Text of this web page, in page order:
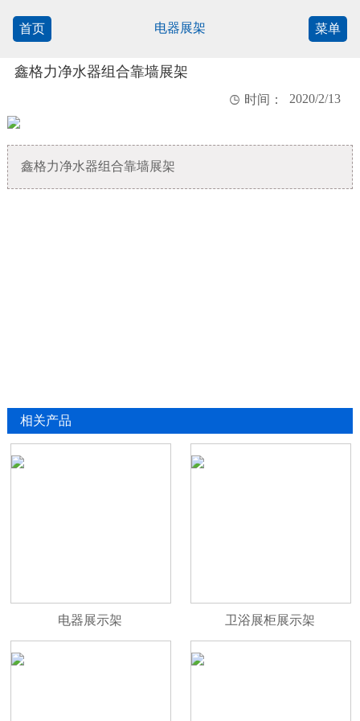
首页 电器展架 菜单
鑫格力净水器组合靠墙展架
 时间： 2020/2/13
鑫格力净水器组合靠墙展架
相关产品
电器展示架 卫浴展柜展示架